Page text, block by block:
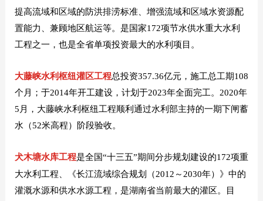
提高流域和区域的防洪排涝标准、增强流域和区域水资源配
置能力、兼顾地区航运等。是国家172项节水供水重大水利
工程之一，也是全省单项投资最大的水利项目。
大藤峡水利枢纽灌区工程总投资357.36亿元，施工总工期108
个月；于2014年开工建设，计划于2023年全面完工。2020年
5月，大藤峡水利枢纽工程顺利通过水利部主持的一期下闸蓄
水（52米高程）阶段验收。
犬木塘水库工程是全国“十三五”期间分步规划建设的172项重
大水利工程、《长江流域综合规划（2012～2030年）》中的
灌溉水源和供水水源工程，是湖南省当前最大的灌区。目